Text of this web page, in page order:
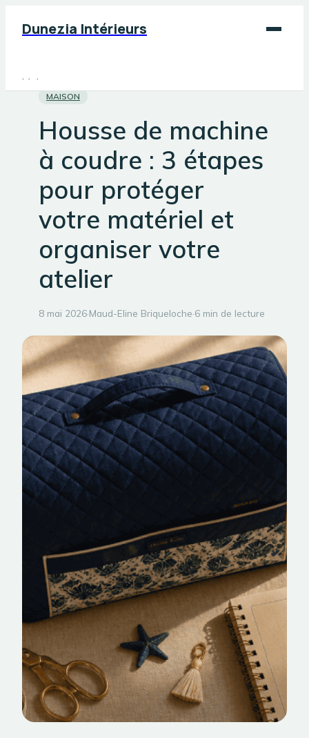
Dunezia Intérieurs
Maison
Jardinage
Bricolage
MAISON
Housse de machine
à coudre : 3 étapes
pour protéger
votre matériel et
organiser votre
atelier
8 mai 2026·Maud-Eline Briqueloche·6 min de lecture